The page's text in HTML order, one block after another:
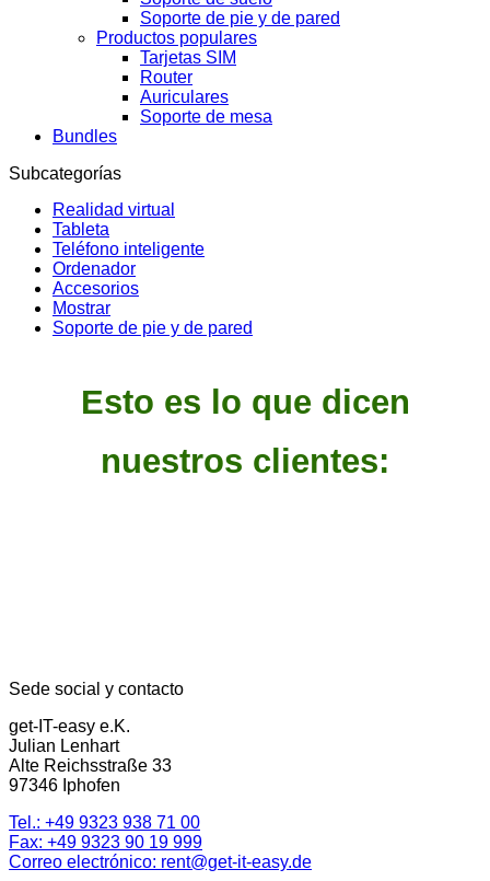
Soporte de pie y de pared
Productos populares
Tarjetas SIM
Router
Auriculares
Soporte de mesa
Bundles
Subcategorías
Realidad virtual
Tableta
Teléfono inteligente
Ordenador
Accesorios
Mostrar
Soporte de pie y de pared
Esto es lo que dicen
nuestros clientes:
Sede social y contacto
get-IT-easy e.K.
Julian Lenhart
Alte Reichsstraße 33
97346 Iphofen
Tel.: +49 9323 938 71 00
Fax: +49 9323 90 19 999
Correo electrónico: rent@get-it-easy.de